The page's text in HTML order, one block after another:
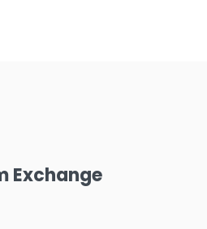
Exchange